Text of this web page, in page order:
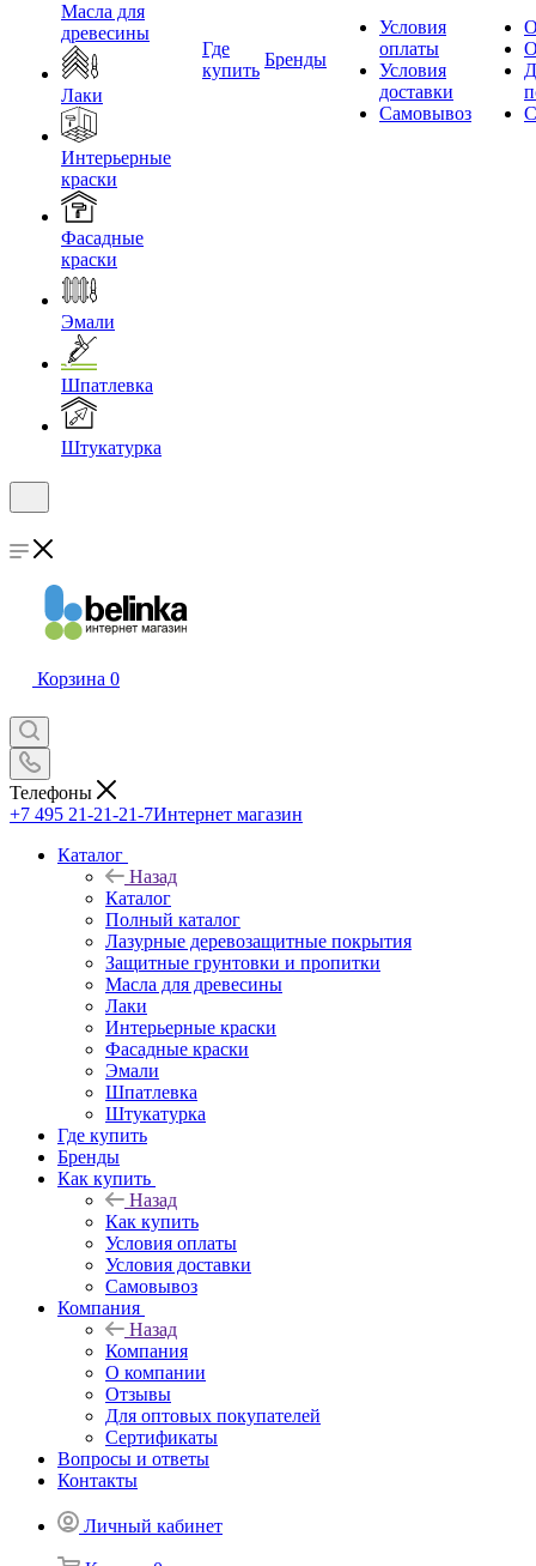
Масла для
древесины
Лаки
Интерьерные
краски
Фасадные
краски
Эмали
Шпатлевка
Штукатурка
Где
купить
Бренды
Условия
оплаты
Условия
доставки
Самовывоз
Корзина 0
Телефоны
+7 495 21-21-21-7Интернет магазин
Каталог
Назад
Каталог
Полный каталог
Лазурные деревозащитные покрытия
Защитные грунтовки и пропитки
Масла для древесины
Лаки
Интерьерные краски
Фасадные краски
Эмали
Шпатлевка
Штукатурка
Где купить
Бренды
Как купить
Назад
Как купить
Условия оплаты
Условия доставки
Самовывоз
Компания
Назад
Компания
О компании
Отзывы
Для оптовых покупателей
Сертификаты
Вопросы и ответы
Контакты
Личный кабинет